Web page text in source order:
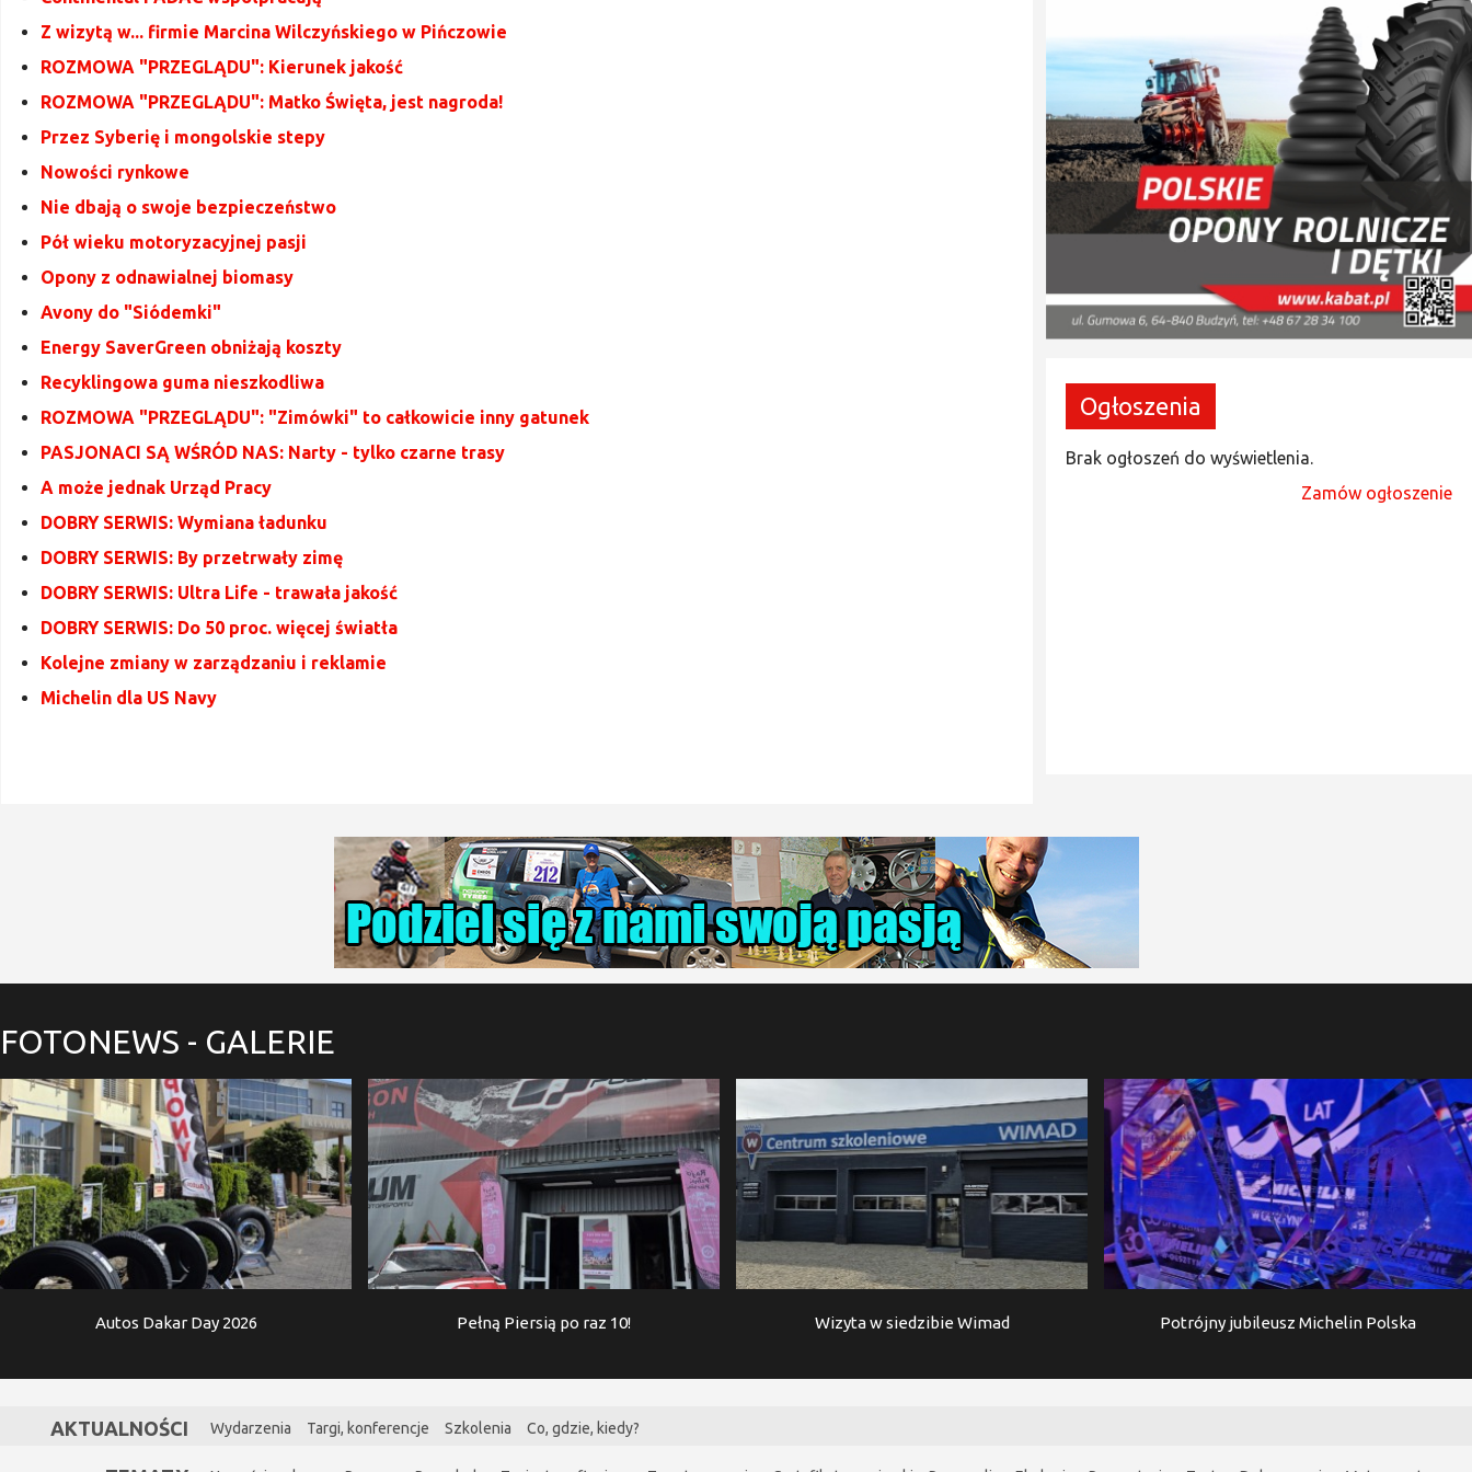
Z wizytą w... firmie Marcina Wilczyńskiego w Pińczowie
ROZMOWA "PRZEGLĄDU": Kierunek jakość
ROZMOWA "PRZEGLĄDU": Matko Święta, jest nagroda!
Przez Syberię i mongolskie stepy
Nowości rynkowe
Nie dbają o swoje bezpieczeństwo
Pół wieku motoryzacyjnej pasji
Opony z odnawialnej biomasy
Avony do "Siódemki"
Energy SaverGreen obniżają koszty
Recyklingowa guma nieszkodliwa
ROZMOWA "PRZEGLĄDU": "Zimówki" to całkowicie inny gatunek
PASJONACI SĄ WŚRÓD NAS: Narty - tylko czarne trasy
A może jednak Urząd Pracy
DOBRY SERWIS: Wymiana ładunku
DOBRY SERWIS: By przetrwały zimę
DOBRY SERWIS: Ultra Life - trawała jakość
DOBRY SERWIS: Do 50 proc. więcej światła
Kolejne zmiany w zarządzaniu i reklamie
Michelin dla US Navy
Ogłoszenia
Brak ogłoszeń do wyświetlenia.
Zamów ogłoszenie
FOTONEWS - GALERIE
Autos Dakar Day 2026 Pełną Piersią po raz 10! Wizyta w siedzibie Wimad Potrójny jubileusz Michelin Polska
AKTUALNOŚCI Wydarzenia Targi, konferencje Szkolenia Co, gdzie, kiedy?